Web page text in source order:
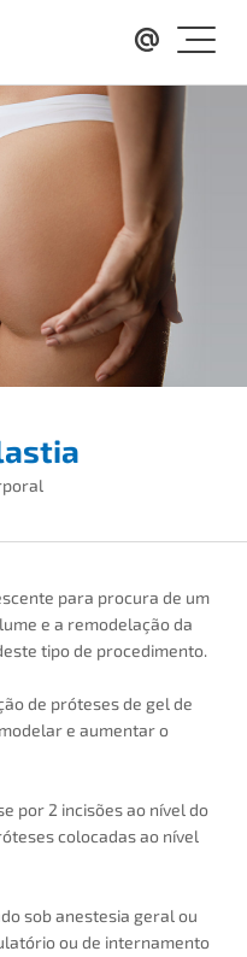
para procura de um
e a remodelação da
tipo de procedimento.
de próteses de gel de
e aumentar o
por 2 incisões ao nível do
colocadas ao nível
sob anestesia geral ou
ou de internamento